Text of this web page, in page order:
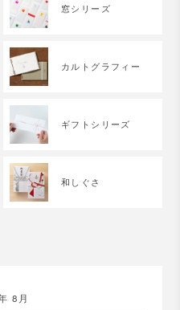
窓シリーズ
カルトグラフィー
ギフトシリーズ
和しぐさ
8月